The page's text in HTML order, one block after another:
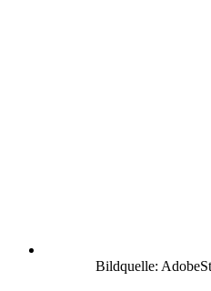
Bildquelle: